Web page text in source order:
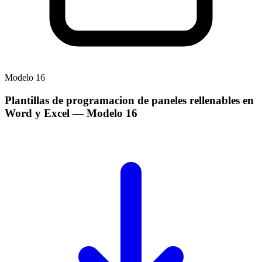
Modelo 16
Plantillas de programacion de paneles rellenables en
Word y Excel — Modelo 16